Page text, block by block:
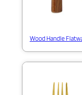
Wood Handle